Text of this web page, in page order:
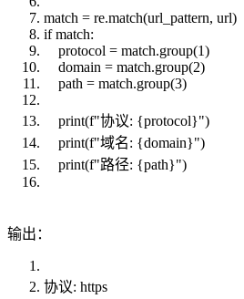
match = re.match(url_pattern, url)
if match:
protocol = match.group(1)
domain = match.group(2)
path = match.group(3)
print(f"协议: {protocol}")
print(f"域名: {domain}")
print(f"路径: {path}")
输出：
协议: https